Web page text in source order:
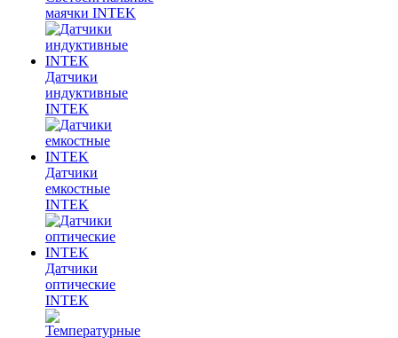
маячки INTEK
Датчики
индуктивные
INTEK
Датчики
емкостные
INTEK
Датчики
оптические
INTEK